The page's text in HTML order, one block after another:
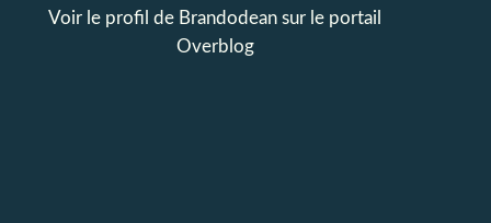
Voir le profil de Brandodean sur le portail
Overblog